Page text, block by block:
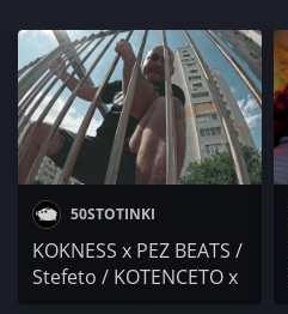
50STOTINKI
KOKNESS x PEZ BEATS /
Stefeto / KOTENCETO x